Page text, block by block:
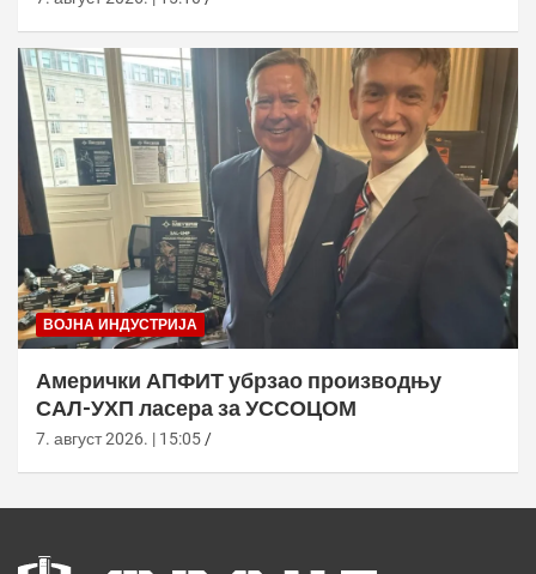
ВОЈНА ИНДУСТРИЈА
Амерички АПФИТ убрзао производњу
САЛ-УХП ласера за УССОЦОМ
7. август 2026. | 15:05